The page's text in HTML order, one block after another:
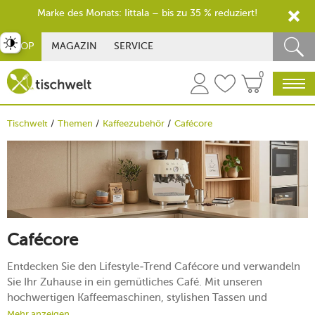
SHOP MAGAZIN SERVICE
0
Tischwelt Themen Kaffeezubehör Cafécore
Cafécore
Entdecken Sie den Lifestyle-Trend Cafécore und verwandeln
Sie Ihr Zuhause in ein gemütliches Café. Mit unseren
hochwertigen Kaffeemaschinen, stylishen Tassen und
umschalten
Marke des Monats: Iittala – bis zu 35 % reduziert!